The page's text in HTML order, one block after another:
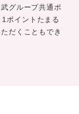
グループ共通ポ
ポイントたまる
だくこともでき